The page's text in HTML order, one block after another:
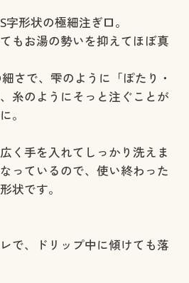
形状の極細注ぎ口。
もお湯の勢いを抑えてほぼ真
さで、雫のように「ぽたり・
糸のようにそっと注ぐことが
。
く手を入れてしっかり洗えま
っているので、使い終わった
状です。
で、ドリップ中に傾けても落